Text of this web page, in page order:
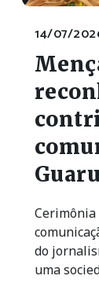
14/07/
do
uma